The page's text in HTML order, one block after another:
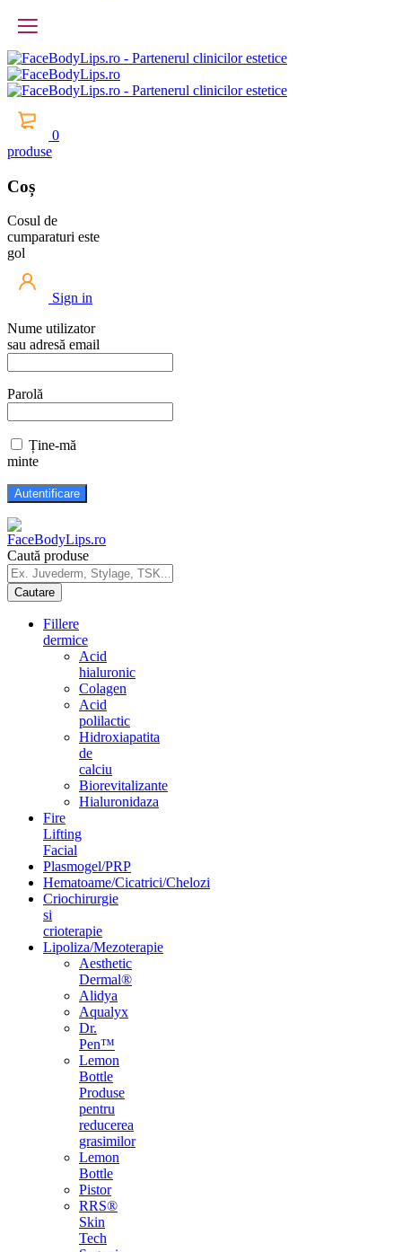
0
produse
Coș
Cosul de
cumparaturi este
gol
Sign in
Nume utilizator
sau adresă email
Parolă
Ține-mă
minte
Caută produse
Fillere
dermice
Acid
hialuronic
Colagen
Acid
polilactic
Hidroxiapatita
de
calciu
Biorevitalizante
Hialuronidaza
Fire
Lifting
Facial
Plasmogel/PRP
Hematoame/Cicatrici/Chelozi
Criochirurgie
si
crioterapie
Lipoliza/Mezoterapie
Aesthetic
Dermal®
Alidya
Aqualyx
Dr.
Pen™
Lemon
Bottle
Produse
pentru
reducerea
grasimilor
Lemon
Bottle
Pistor
RRS®
Skin
Tech